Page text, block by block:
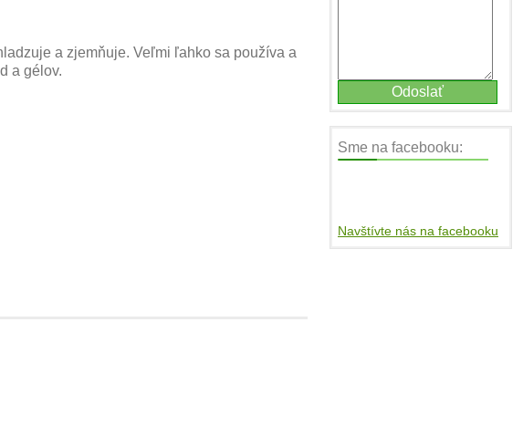
a zjemňuje. Veľmi ľahko sa používa a
a gélov.
Sme na facebooku:
Navštívte nás na facebooku